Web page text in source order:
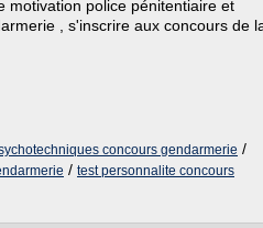
motivation police pénitentiaire et
, s'inscrire aux concours de
concours gendarmerie /
/ test personnalite concours